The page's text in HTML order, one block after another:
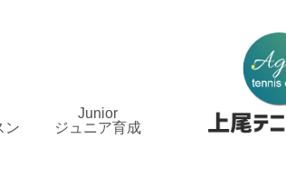
ン
Junior
ジュニア育成